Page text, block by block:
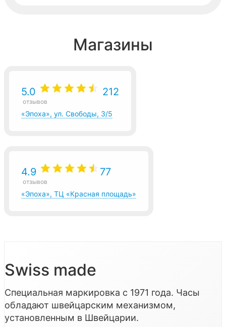
Магазины
5.0 212
отзывов
«Эпоха», ул. Свободы, 3/5
4.9 77
отзывов
«Эпоха», ТЦ «Красная площадь»
Swiss made
Специальная маркировка с 1971 года. Часы
обладают швейцарским механизмом,
установленным в Швейцарии.